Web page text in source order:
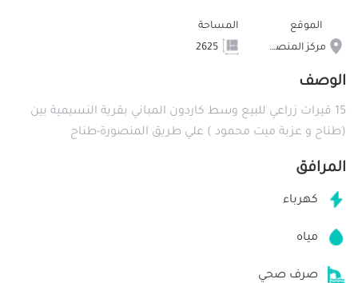
الموقع
مركز المنصورة
المساحة
الوصف
15 قيرات زراعي للبيع وسط كاردون المباني بقرية النسيمية بين
(طناح و عزبة ميت محمود ) علي طريق المنصورة-طناح
المرافق
كهرباء
مياه
صرف صحي